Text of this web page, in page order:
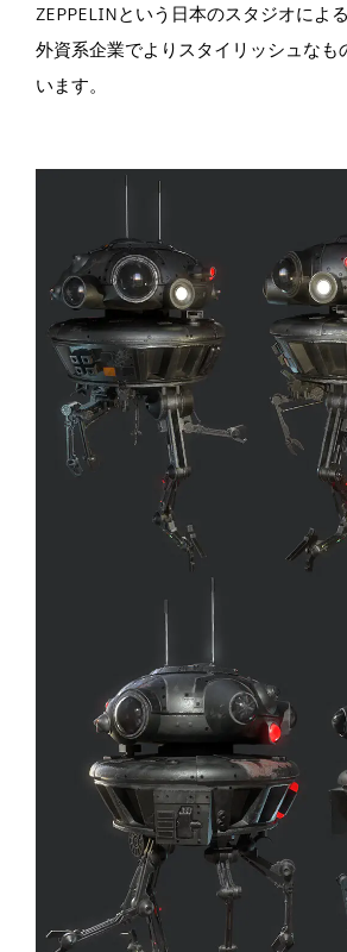
ZEPPELINという日本のスタジオによ
外資系企業でよりスタイリッシュな
います。